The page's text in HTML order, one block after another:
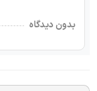
بدون دیدگاه